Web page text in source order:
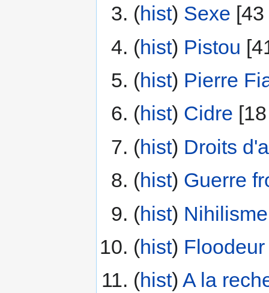
(hist) ‎ Sexe
(hist) ‎ Pistou
(hist) ‎ Pierre
(hist) ‎ Cidre
(hist) ‎ Droits
(hist) ‎ Guerre
(hist) ‎ Nihilisme
(hist) ‎ Floodeur
(hist) ‎ A la